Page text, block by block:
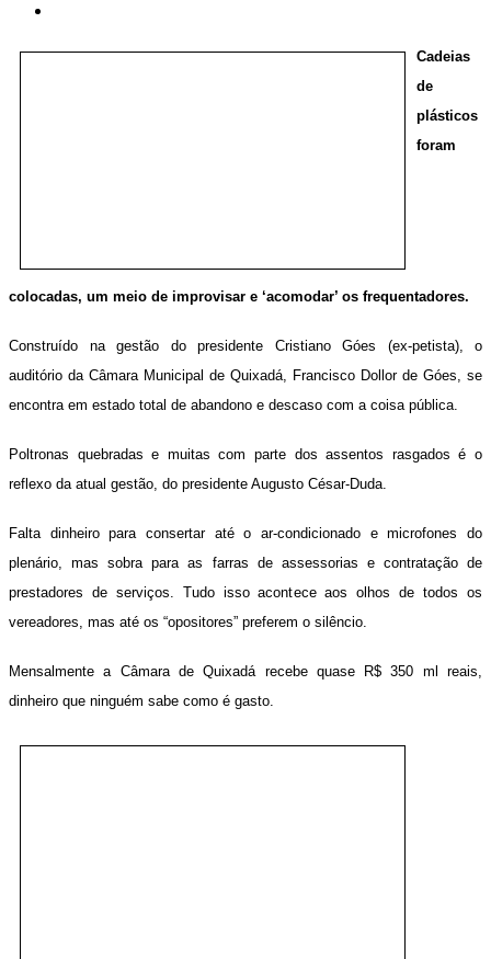
Cadeias
de
plásticos
foram
colocadas, um meio de improvisar e ‘acomodar’ os frequentadores.
Construído na gestão do presidente Cristiano Góes (ex-petista), o
auditório da Câmara Municipal de Quixadá, Francisco Dollor de Góes, se
encontra em estado total de abandono e descaso com a coisa pública.
Poltronas quebradas e muitas com parte dos assentos rasgados é o
reflexo da atual gestão, do presidente Augusto César-Duda.
Falta dinheiro para consertar até o ar-condicionado e microfones do
plenário, mas sobra para as farras de assessorias e contratação de
prestadores de serviços. Tudo isso acontece aos olhos de todos os
vereadores, mas até os “opositores” preferem o silêncio.
Mensalmente a Câmara de Quixadá recebe quase R$ 350 ml reais,
dinheiro que ninguém sabe como é gasto.